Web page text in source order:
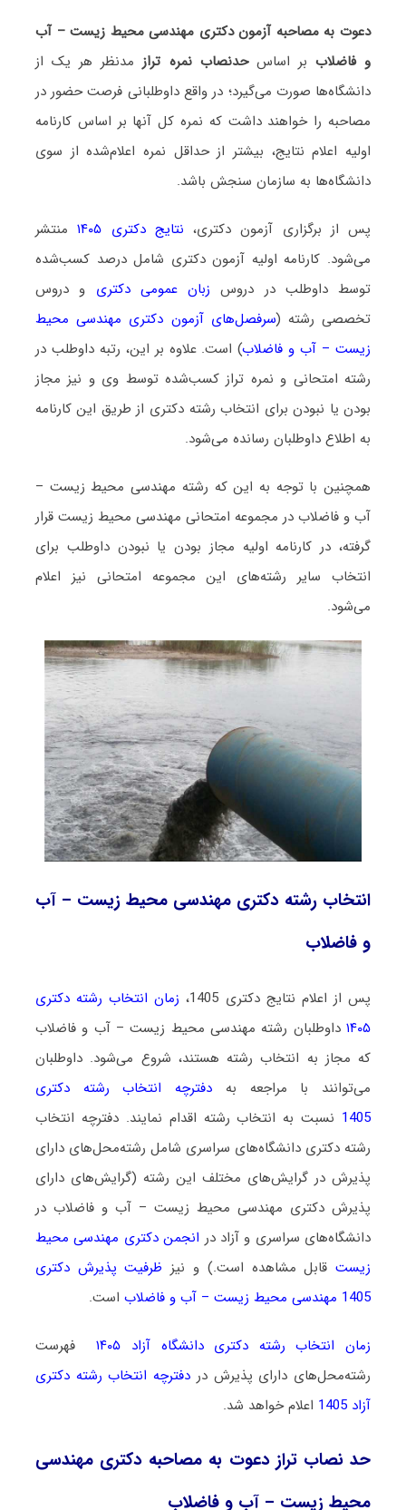
دعوت به مصاحبه آزمون دکتری مهندسی محیط زیست – آب
و فاضلاب بر اساسحدنصاب نمره ترازمدنظر هر یک از
دانشگاه‌ها صورت می‌گیرد؛ در واقع داوطلبانی فرصت حضور در
مصاحبه را خواهند داشت که نمره کل آنها بر اساس کارنامه
اولیه اعلام نتایج، بیشتر از حداقل نمره اعلام‌شده از سوی
دانشگاه‌ها به سازمان سنجش باشد.
پس از برگزاری آزمون دکتری، نتایج دکتری ۱۴۰۵
منتشر
می‌شود. کارنامه اولیه آزمون دکتری شامل درصد کسب‌شده
توسط داوطلب در دروس زبان عمومی دکتری و دروس
تخصصی رشته (سرفصل‌های آزمون دکتری مهندسی محیط
زیست – آب و فاضلاب) است. علاوه بر این، رتبه داوطلب در
رشته امتحانی و نمره تراز کسب‌شده توسط وی و نیز مجاز
بودن یا نبودن برای انتخاب رشته دکتری از طریق این کارنامه
به اطلاع داوطلبان رسانده می‌شود.
همچنین با توجه به این که رشته مهندسی محیط زیست –
آب و فاضلاب در مجموعه امتحانی مهندسی محیط زیست قرار
گرفته، در کارنامه اولیه مجاز بودن یا نبودن داوطلب برای
انتخاب سایر رشته‌های این مجموعه امتحانی نیز اعلام
می‌شود.
انتخاب رشته دکتری مهندسی محیط زیست – آب
و فاضلاب
پس از اعلام نتایج دکتری 1405،
زمان انتخاب رشته دکتری
۱۴۰۵داوطلبان رشته مهندسی محیط ‌زیست – آب و فاضلاب
که مجاز به انتخاب رشته هستند، شروع می‌شود. داوطلبان
می‌توانند با مراجعه به دفترچه انتخاب رشته دکتری
1405 نسبت به انتخاب رشته اقدام نمایند. دفترچه انتخاب
رشته دکتری دانشگاه‌های سراسری شامل رشته‌محل‌های دارای
پذیرش در گرایش‌های مختلف این رشته (گرایش‌های دارای
پذیرش دکتری مهندسی محیط زیست – آب و فاضلاب در
دانشگاه‌های سراسری و آزاد در انجمن دکتری مهندسی محیط
زیستقابل مشاهده است.) و نیز ظرفیت پذیرش دکتری
1405 مهندسی محیط زیست – آب و فاضلاب
است.
زمان انتخاب رشته دکتری دانشگاه آزاد ۱۴۰۵
فهرست
رشته‌محل‌های دارای پذیرش در دفترچه انتخاب رشته دکتری
آزاد 1405
اعلام خواهد شد.
حد نصاب تراز دعوت به مصاحبه دکتری مهندسی
محیط زیست – آب و فاضلاب